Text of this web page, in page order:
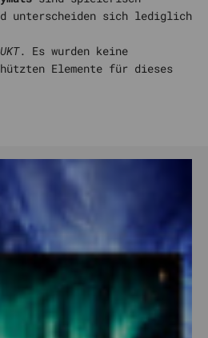
unterscheiden sich lediglich
. Es wurden keine
Elemente für dieses